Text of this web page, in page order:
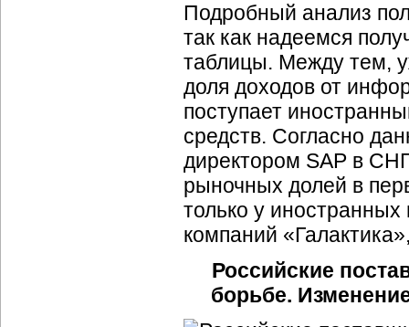
Подробный анализ
так как надеемся
таблицы. Между тем,
доля доходов от
поступает
средств. Согласно
директором SAP в
рыночных долей в
только у
компаний
Российские
борьбе.